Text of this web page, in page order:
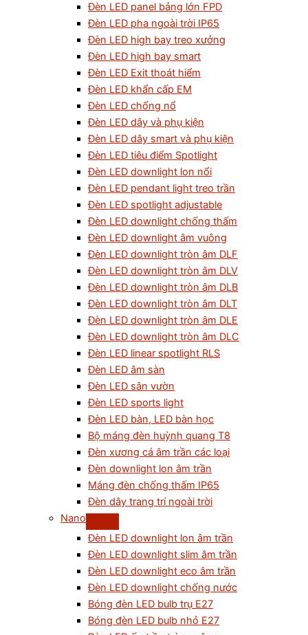
Đèn LED panel bảng lớn FPD
Đèn LED pha ngoài trời IP65
Đèn LED high bay treo xưởng
Đèn LED high bay smart
Đèn LED Exit thoát hiểm
Đèn LED khẩn cấp EM
Đèn LED chống nổ
Đèn LED dây và phụ kiện
Đèn LED dây smart và phụ kiện
Đèn LED tiêu điểm Spotlight
Đèn LED downlight lon nổi
Đèn LED pendant light treo trần
Đèn LED spotlight adjustable
Đèn LED downlight chống thấm
Đèn LED downlight âm vuông
Đèn LED downlight tròn âm DLF
Đèn LED downlight tròn âm DLV
Đèn LED downlight tròn âm DLB
Đèn LED downlight tròn âm DLT
Đèn LED downlight tròn âm DLE
Đèn LED downlight tròn âm DLC
Đèn LED linear spotlight RLS
Đèn LED âm sàn
Đèn LED sân vườn
Đèn LED sports light
Đèn LED bàn, LED bàn học
Bộ máng đèn huỳnh quang T8
Đèn xương cá âm trần các loại
Đèn downlight lon âm trần
Máng đèn chống thấm IP65
Đèn dây trang trí ngoài trời
Nano
Đèn LED downlight lon âm trần
Đèn LED downlight slim âm trần
Đèn LED downlight eco âm trần
Đèn LED downlight chống nước
Bóng đèn LED bulb trụ E27
Bóng đèn LED bulb nhỏ E27